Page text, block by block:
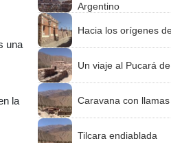
una
la
Argentino
Hacia los orígenes
Un viaje al Pucará
Caravana con
Tilcara endiablada